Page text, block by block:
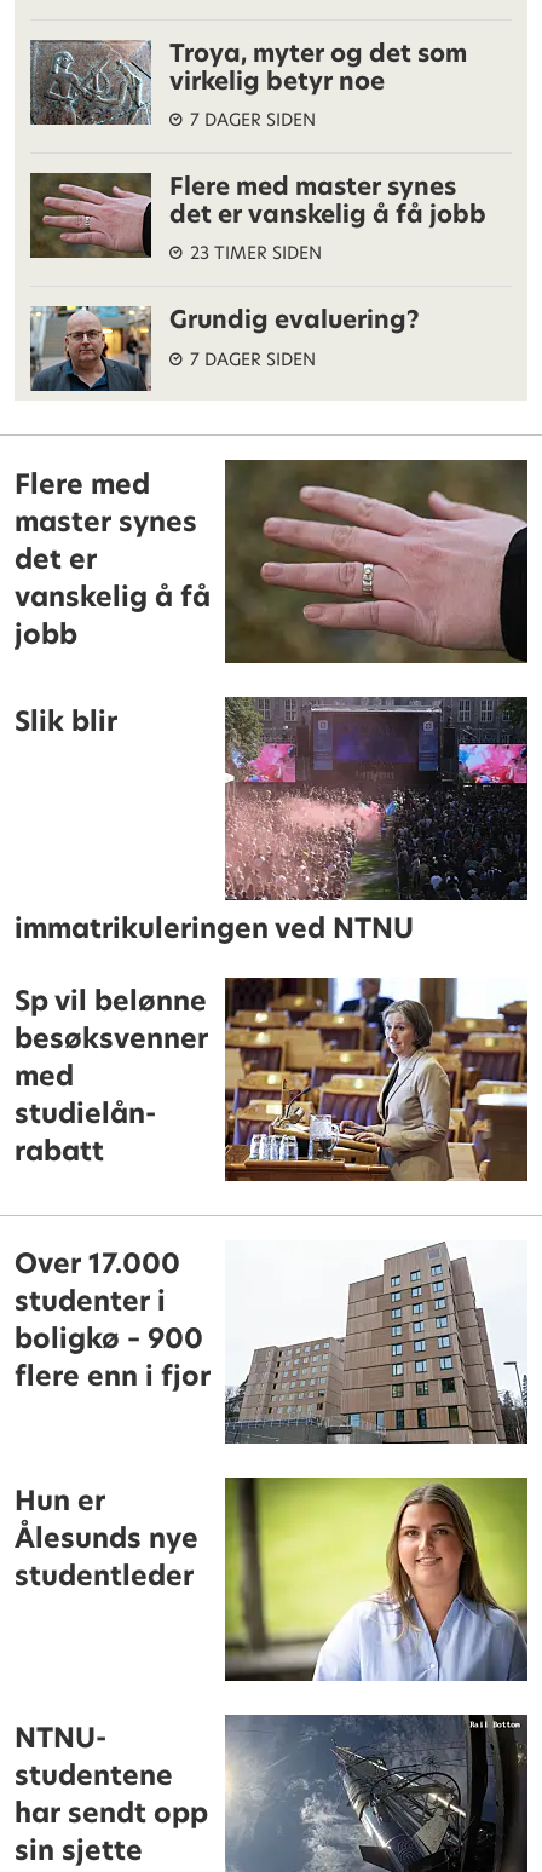
Troya, myter og det som
virkelig betyr noe
7 DAGER SIDEN
Flere med master synes
det er vanskelig å få jobb
23 TIMER SIDEN
Grundig evaluering?
7 DAGER SIDEN
Flere med
master synes
det er
vanskelig å få
jobb
Slik blir
immatrikuleringen ved NTNU
Sp vil belønne
besøksvenner
med
studielån-
rabatt
Over 17.000
studenter i
boligkø – 900
flere enn i fjor
Hun er
Ålesunds nye
studentleder
NTNU-
studentene
har sendt opp
sin sjette